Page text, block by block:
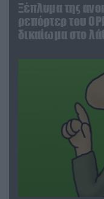
Ξέπλυμα της
ρεπόρτερ του
δικαίωμα στο